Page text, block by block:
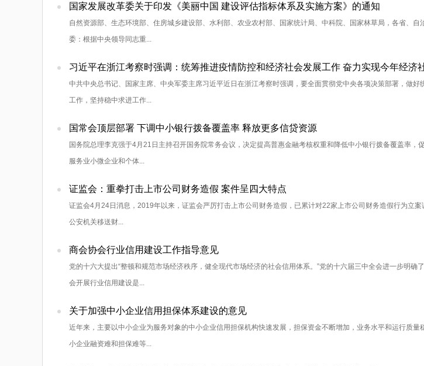
国家发展改革委关于印发《美丽中国 建设评估指标体系及实施方案》的通知
自然资源部、生态环境部、住房城乡建设部、水利部、农业农村部、国家统计局、中科院、国家林草局，各省、
委：根据中央领导同志重...
习近平在浙江考察时强调：统筹推进疫情防控和经济社会发展工作 奋力实现今年经济
中共中央总书记、国家主席、中央军委主席习近平近日在浙江考察时强调，要全面贯彻党中央各项决策部署，做好
工作，坚持稳中求进工作...
国常会顶层部署 下调中小银行拨备覆盖率 释放更多信贷资源
国务院总理李克强于4月21日主持召开国务院常务会议，决定提高普惠金融考核权重和降低中小银行拨备覆盖率，
服务业小微企业和个体...
证监会：重拳打击上市公司财务造假 案件呈四大特点
证监会4月24日消息，2019年以来，证监会严厉打击上市公司财务造假，已累计对22家上市公司财务造假行为立
公安机关移送财...
商会协会行业信用建设工作指导意见
党的十六大提出“整顿和规范市场经济秩序，健全现代市场经济的社会信用体系。”党的十六届三中全会进一步明确
会开展行业信用建设是...
关于加强中小企业信用担保体系建设的意见
近年来，主要以中小企业为服务对象的中小企业信用担保机构快速发展，担保资金不断增加，业务水平和运行质量
小企业融资难和担保难等...